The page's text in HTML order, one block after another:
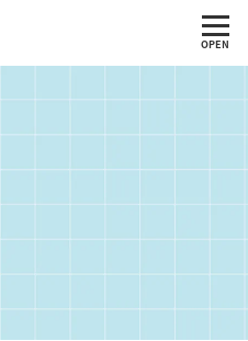
OPEN